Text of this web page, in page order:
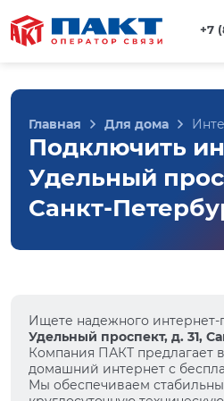
+7
Главная Для дома
Подключить
Удельный
Санкт-
Ищете надежного
Удельный проспект, д. 31,
Компания ПАКТ предлагает
домашний интернет с
Мы обеспечиваем